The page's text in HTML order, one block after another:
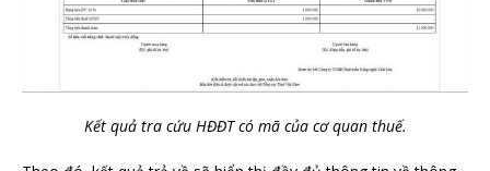
Kết quả tra cứu HĐĐT có mã của cơ quan thuế.